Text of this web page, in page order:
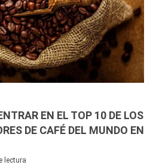
EN EL TOP 10 DE LOS
DE CAFÉ DEL MUNDO EN
lectura